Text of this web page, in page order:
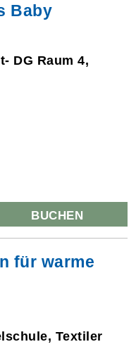
Baby
DG Raum 4,
BUCHEN
für warme
Textiler